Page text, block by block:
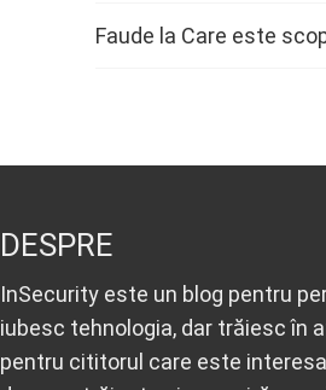
Faude la Care este
DESPRE
InSecurity este un blog pentru
iubesc tehnologia, dar trăiesc în
pentru cititorul care este